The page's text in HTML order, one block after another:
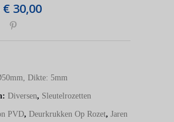
€ 30,00Prijsklasse:
Dikte: 5mm
Diversen, Sleutelrozetten
PVD, Deurkrukken Op Rozet, Jaren